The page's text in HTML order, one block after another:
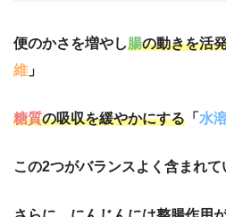
便のかさを増やし腸の動きを活
維 」
糖質の吸収を緩やかにする 「 水
この2つがバランスよく含まれて